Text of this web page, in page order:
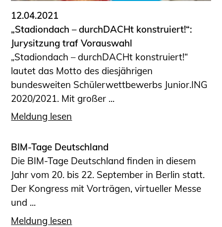
12.04.2021
„Stadiondach – durchDACHt konstruiert!“:
Jurysitzung traf Vorauswahl
„Stadiondach – durchDACHt konstruiert!“
lautet das Motto des diesjährigen
bundesweiten Schülerwettbewerbs Junior.ING
2020/2021. Mit großer ...
Meldung lesen
BIM-Tage Deutschland
Die BIM-Tage Deutschland finden in diesem
Jahr vom 20. bis 22. September in Berlin statt.
Der Kongress mit Vorträgen, virtueller Messe
und ...
Meldung lesen